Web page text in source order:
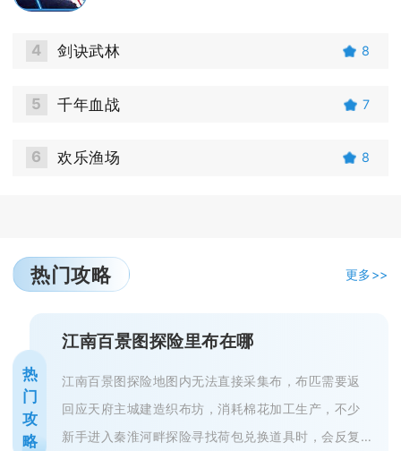
4 剑诀武林 8
5 千年血战 7
6 欢乐渔场 8
热门攻略 更多>>
热
门
攻
略
江南百景图探险里布在哪
江南百景图探险地图内无法直接采集布，布匹需要返
回应天府主城建造织布坊，消耗棉花加工生产，不少
新手进入秦淮河畔探险寻找荷包兑换道具时，会反复